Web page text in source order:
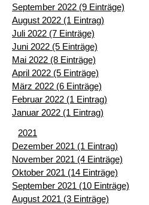
September 2022 (9 Einträge)
August 2022 (1 Eintrag)
Juli 2022 (7 Einträge)
Juni 2022 (5 Einträge)
Mai 2022 (8 Einträge)
April 2022 (5 Einträge)
März 2022 (6 Einträge)
Februar 2022 (1 Eintrag)
Januar 2022 (1 Eintrag)
2021
Dezember 2021 (1 Eintrag)
November 2021 (4 Einträge)
Oktober 2021 (14 Einträge)
September 2021 (10 Einträge)
August 2021 (3 Einträge)